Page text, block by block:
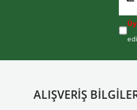
ALIŞVERİŞ